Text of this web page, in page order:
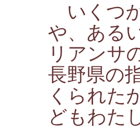
いくつ
や、ある
リアンサ
長野県の
くられた
どもわた